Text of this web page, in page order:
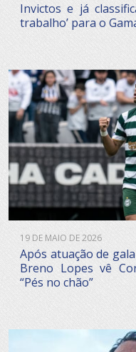
Invictos e já
trabalho’ para o
19 DE MAIO DE 2026
Após atuação de
Breno Lopes vê
“Pés no chão”